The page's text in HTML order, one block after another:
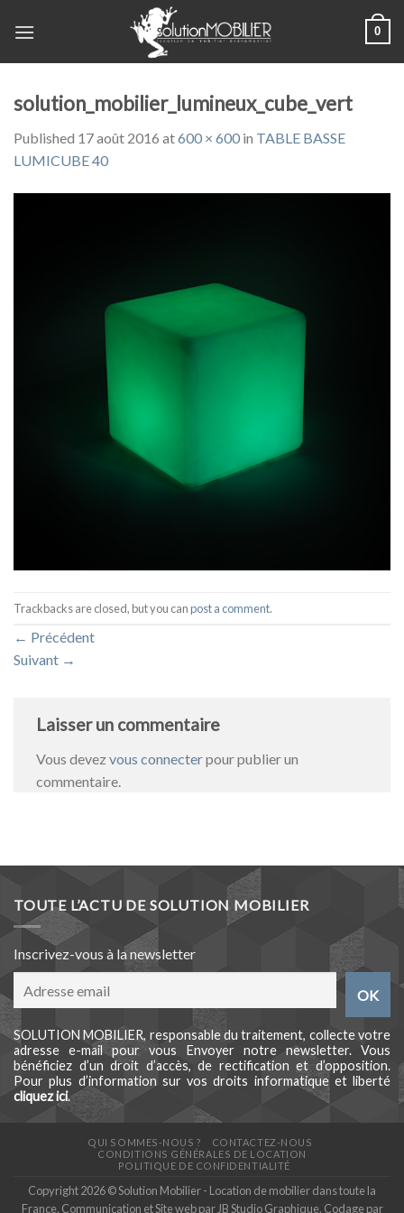
0
solution_mobilier_lumineux_cube_vert
Published 17 août 2016 at600 × 600 in TABLE BASSE
LUMICUBE 40
Trackbacks are closed, but you canpost a comment.
← Précédent
Suivant →
Laisser un commentaire
Vous devez vous connecterpour publier un
commentaire.
TOUTE L’ACTU DE SOLUTION MOBILIER
Inscrivez-vous à la newsletter
SOLUTION MOBILIER, responsable du traitement, collecte votre
adresse e-mail pour vous Envoyer notre newsletter. Vous
bénéficiez d’un droit d’accès, de rectification et d’opposition.
Pour plus d’information sur vos droits informatique et liberté
cliquez ici.
QUI SOMMES-NOUS ?
CONTACTEZ-NOUS
CONDITIONS GÉNÉRALES DE LOCATION
POLITIQUE DE CONFIDENTIALITÉ
Copyright 2026 © Solution Mobilier - Location de mobilier dans toute la
France. Communication et Site web par JB Studio Graphique. Codage par